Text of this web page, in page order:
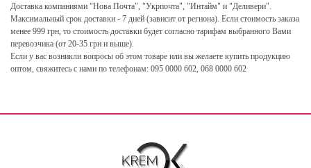
Доставка компаниями "Нова Почта", "Укрпочта", "Интайм" и "Деливери".
Максимальный срок доставки - 7 дней (зависит от региона). Если стоимость заказа
менее 999 грн, то стоимость доставки будет согласно тарифам выбранного Вами
перевозчика (от 20-35 грн и выше).
Если у вас возникли вопросы об этом товаре или вы желаете купить продукцию
оптом, свяжитесь с нами по телефонам: 095 0000 602, 068 0000 602